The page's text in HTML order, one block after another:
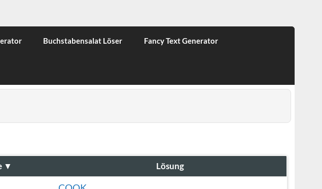
Buchstabensalat Löser Fancy Text Generator
▼ Lösung